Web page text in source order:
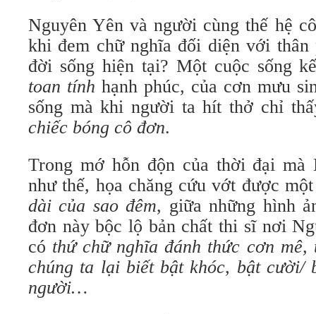
Nguyên Yên và người cùng thế hệ
khi đem chữ nghĩa đối diện với thân
đời sống hiện tại? Một cuộc sống
toan tính hạnh phúc, của cơn mưu
sống mà khi người ta hít thở chỉ
chiếc bóng cô đơn.
Trong mớ hỗn độn của thời đại mà
như thế, họa chăng cứu vớt được
dài của sao đêm, giữa những hình
đơn này bộc lộ bản chất thi sĩ nơi
có thứ chữ nghĩa đánh thức cơn
chúng ta lại biết bật khóc, bật cười/
người…